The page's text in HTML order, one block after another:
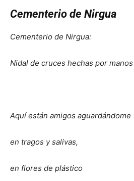
Cementerio de Nirgua
Cementerio de Nirgua:
Nidal de cruces hechas por
Aquí están amigos aguardándome
en tragos y salivas,
en flores de plástico